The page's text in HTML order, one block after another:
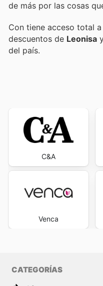
de más por las cosas
Con tiene acceso total
descuentos de Leonisa
del país.
C&A
Venca
CATEGORÍAS